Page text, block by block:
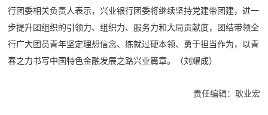
行团委相关负责人表示，兴业银行团委将继续坚持党建带团建，进一
步提升团组织的引领力、组织力、服务力和大局贡献度，团结带领全
行广大团员青年坚定理想信念、练就过硬本领、勇于担当作为，以青
春之力书写中国特色金融发展之路兴业篇章。（刘耀成）
责任编辑：耿业宏